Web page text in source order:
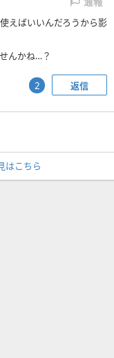
通報
えばいいんだろうから影
んかね…？
返信
2
はこちら